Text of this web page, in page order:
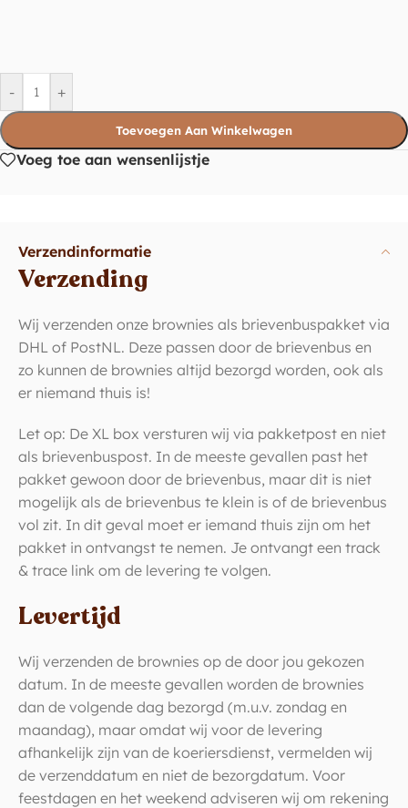
- +
Toevoegen Aan Winkelwagen
Voeg toe aan wensenlijstje
Verzendinformatie
Verzending
Wij verzenden onze brownies als brievenbuspakket via
DHL of PostNL. Deze passen door de brievenbus en
zo kunnen de brownies altijd bezorgd worden, ook als
er niemand thuis is!
Let op: De XL box versturen wij via pakketpost en niet
als brievenbuspost. In de meeste gevallen past het
pakket gewoon door de brievenbus, maar dit is niet
mogelijk als de brievenbus te klein is of de brievenbus
vol zit. In dit geval moet er iemand thuis zijn om het
pakket in ontvangst te nemen. Je ontvangt een track
& trace link om de levering te volgen.
Levertijd
Wij verzenden de brownies op de door jou gekozen
datum. In de meeste gevallen worden de brownies
dan de volgende dag bezorgd (m.u.v. zondag en
maandag), maar omdat wij voor de levering
afhankelijk zijn van de koeriersdienst, vermelden wij
de verzenddatum en niet de bezorgdatum. Voor
feestdagen en het weekend adviseren wij om rekening